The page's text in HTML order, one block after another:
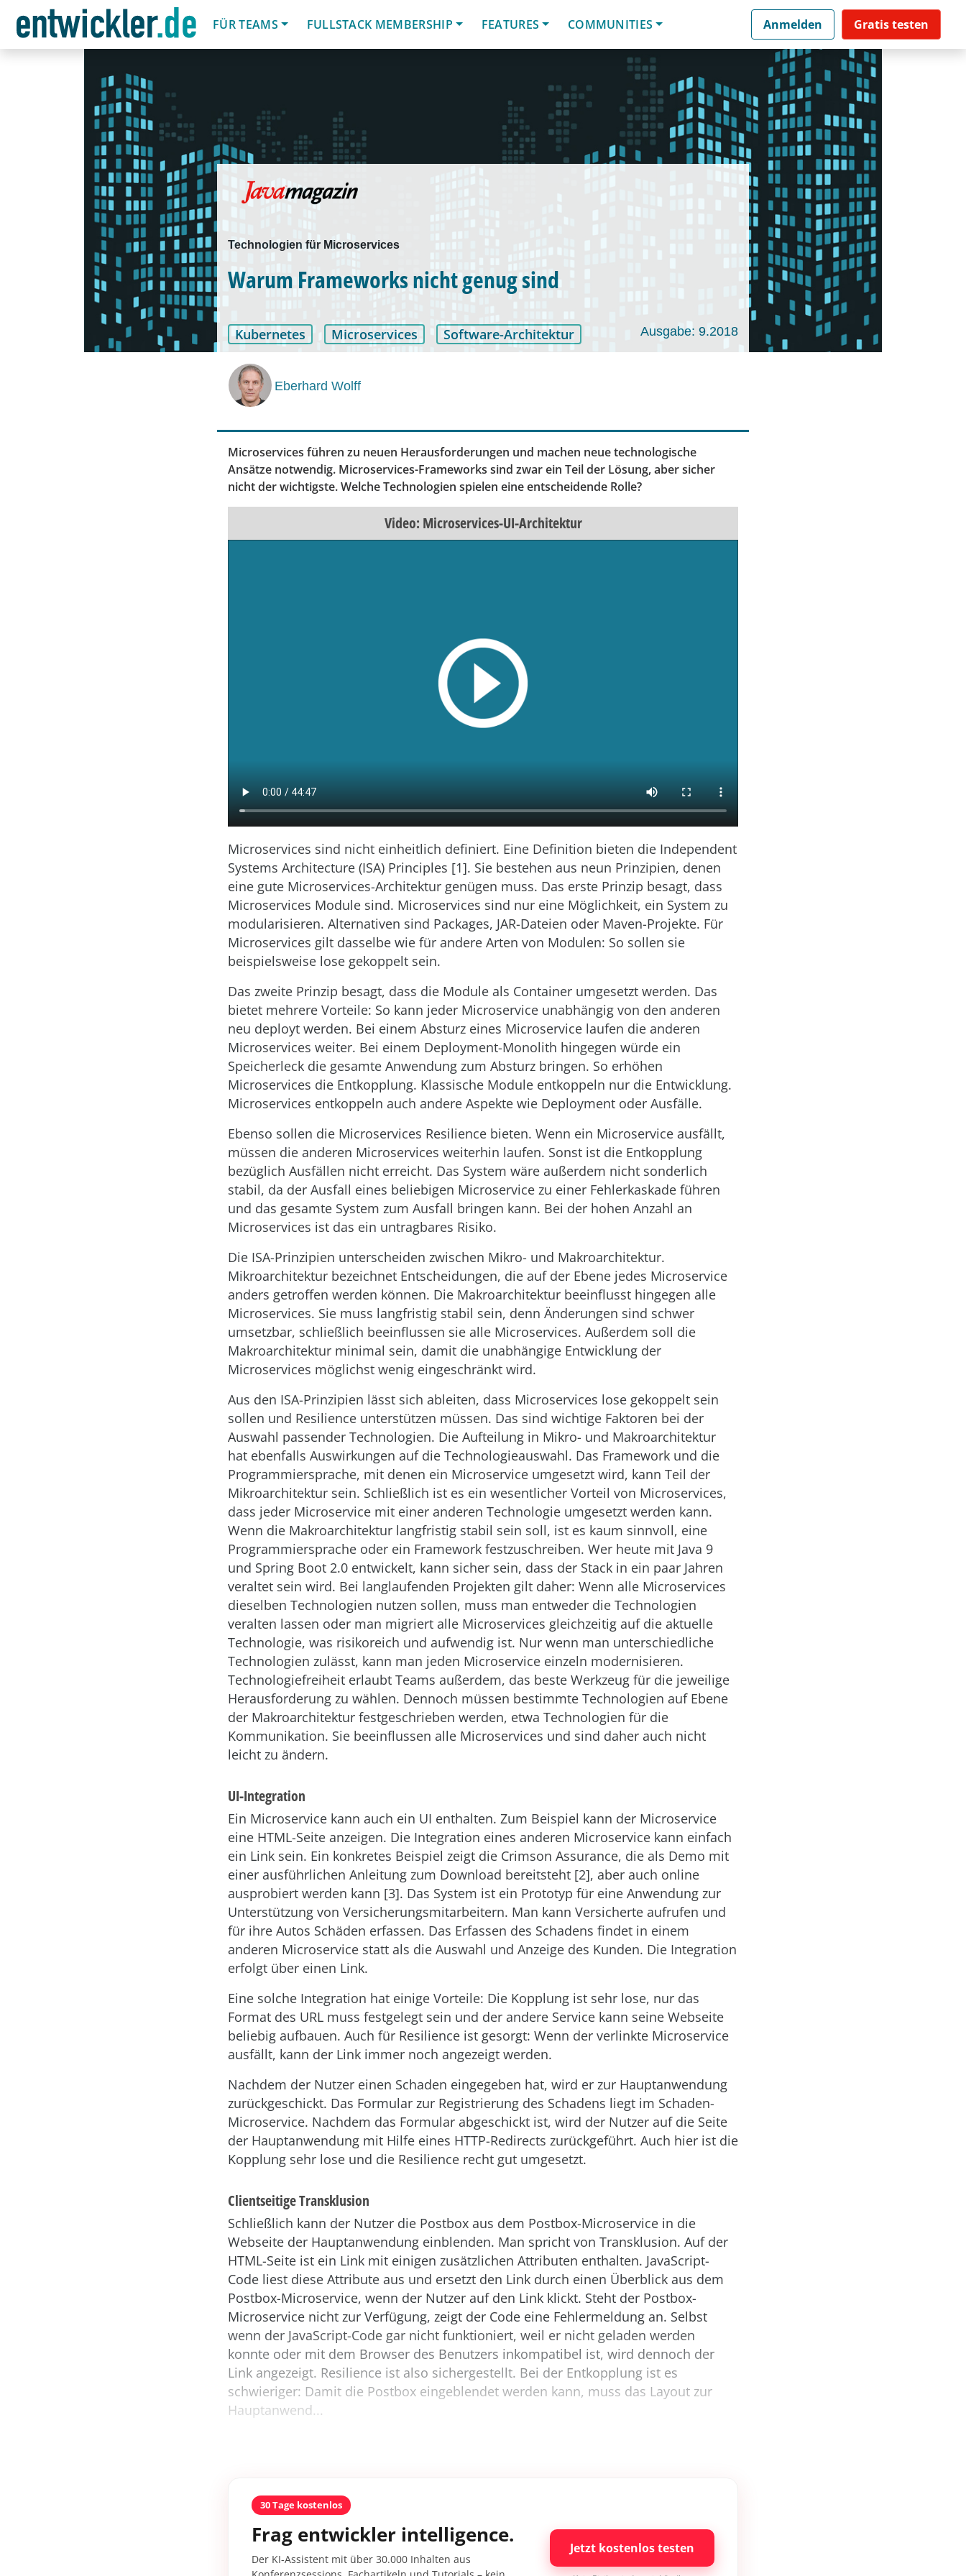
FÜR TEAMS
FULLSTACK MEMBERSHIP FEATURES COMMUNITIES Anmelden Gratis testen
Technologien für Microservices
Warum Frameworks nicht genug sind
Kubernetes Microservices Software-Architektur Ausgabe: 9.2018
Eberhard Wolff
Microservices führen zu neuen Herausforderungen und machen neue technologische
Ansätze notwendig. Microservices-Frameworks sind zwar ein Teil der Lösung, aber sicher
nicht der wichtigste. Welche Technologien spielen eine entscheidende Rolle?
Video: Microservices-UI-Architektur
Microservices sind nicht einheitlich definiert. Eine Definition bieten die Independent
Systems Architecture (ISA) Principles [1]. Sie bestehen aus neun Prinzipien, denen
eine gute Microservices-Architektur genügen muss. Das erste Prinzip besagt, dass
Microservices Module sind. Microservices sind nur eine Möglichkeit, ein System zu
modularisieren. Alternativen sind Packages, JAR-Dateien oder Maven-Projekte. Für
Microservices gilt dasselbe wie für andere Arten von Modulen: So sollen sie
beispielsweise lose gekoppelt sein.
Das zweite Prinzip besagt, dass die Module als Container umgesetzt werden. Das
bietet mehrere Vorteile: So kann jeder Microservice unabhängig von den anderen
neu deployt werden. Bei einem Absturz eines Microservice laufen die anderen
Microservices weiter. Bei einem Deployment-Monolith hingegen würde ein
Speicherleck die gesamte Anwendung zum Absturz bringen. So erhöhen
Microservices die Entkopplung. Klassische Module entkoppeln nur die Entwicklung.
Microservices entkoppeln auch andere Aspekte wie Deployment oder Ausfälle.
Ebenso sollen die Microservices Resilience bieten. Wenn ein Microservice ausfällt,
müssen die anderen Microservices weiterhin laufen. Sonst ist die Entkopplung
bezüglich Ausfällen nicht erreicht. Das System wäre außerdem nicht sonderlich
stabil, da der Ausfall eines beliebigen Microservice zu einer Fehlerkaskade führen
und das gesamte System zum Ausfall bringen kann. Bei der hohen Anzahl an
Microservices ist das ein untragbares Risiko.
Die ISA-Prinzipien unterscheiden zwischen Mikro- und Makroarchitektur.
Mikroarchitektur bezeichnet Entscheidungen, die auf der Ebene jedes Microservice
anders getroffen werden können. Die Makroarchitektur beeinflusst hingegen alle
Microservices. Sie muss langfristig stabil sein, denn Änderungen sind schwer
umsetzbar, schließlich beeinflussen sie alle Microservices. Außerdem soll die
Makroarchitektur minimal sein, damit die unabhängige Entwicklung der
Microservices möglichst wenig eingeschränkt wird.
Aus den ISA-Prinzipien lässt sich ableiten, dass Microservices lose gekoppelt sein
sollen und Resilience unterstützen müssen. Das sind wichtige Faktoren bei der
Auswahl passender Technologien. Die Aufteilung in Mikro- und Makroarchitektur
hat ebenfalls Auswirkungen auf die Technologieauswahl. Das Framework und die
Programmiersprache, mit denen ein Microservice umgesetzt wird, kann Teil der
Mikroarchitektur sein. Schließlich ist es ein wesentlicher Vorteil von Microservices,
dass jeder Microservice mit einer anderen Technologie umgesetzt werden kann.
Wenn die Makroarchitektur langfristig stabil sein soll, ist es kaum sinnvoll, eine
Programmiersprache oder ein Framework festzuschreiben. Wer heute mit Java 9
und Spring Boot 2.0 entwickelt, kann sicher sein, dass der Stack in ein paar Jahren
veraltet sein wird. Bei langlaufenden Projekten gilt daher: Wenn alle Microservices
dieselben Technologien nutzen sollen, muss man entweder die Technologien
veralten lassen oder man migriert alle Microservices gleichzeitig auf die aktuelle
Technologie, was risikoreich und aufwendig ist. Nur wenn man unterschiedliche
Technologien zulässt, kann man jeden Microservice einzeln modernisieren.
Technologiefreiheit erlaubt Teams außerdem, das beste Werkzeug für die jeweilige
Herausforderung zu wählen. Dennoch müssen bestimmte Technologien auf Ebene
der Makroarchitektur festgeschrieben werden, etwa Technologien für die
Kommunikation. Sie beeinflussen alle Microservices und sind daher auch nicht
leicht zu ändern.
UI-Integration
Ein Microservice kann auch ein UI enthalten. Zum Beispiel kann der Microservice
eine HTML-Seite anzeigen. Die Integration eines anderen Microservice kann einfach
ein Link sein. Ein konkretes Beispiel zeigt die Crimson Assurance, die als Demo mit
einer ausführlichen Anleitung zum Download bereitsteht [2], aber auch online
ausprobiert werden kann [3]. Das System ist ein Prototyp für eine Anwendung zur
Unterstützung von Versicherungsmitarbeitern. Man kann Versicherte aufrufen und
für ihre Autos Schäden erfassen. Das Erfassen des Schadens findet in einem
anderen Microservice statt als die Auswahl und Anzeige des Kunden. Die Integration
erfolgt über einen Link.
Eine solche Integration hat einige Vorteile: Die Kopplung ist sehr lose, nur das
Format des URL muss festgelegt sein und der andere Service kann seine Webseite
beliebig aufbauen. Auch für Resilience ist gesorgt: Wenn der verlinkte Microservice
ausfällt, kann der Link immer noch angezeigt werden.
Nachdem der Nutzer einen Schaden eingegeben hat, wird er zur Hauptanwendung
zurückgeschickt. Das Formular zur Registrierung des Schadens liegt im Schaden-
Microservice. Nachdem das Formular abgeschickt ist, wird der Nutzer auf die Seite
der Hauptanwendung mit Hilfe eines HTTP-Redirects zurückgeführt. Auch hier ist die
Kopplung sehr lose und die Resilience recht gut umgesetzt.
Clientseitige Transklusion
Schließlich kann der Nutzer die Postbox aus dem Postbox-Microservice in die
Webseite der Hauptanwendung einblenden. Man spricht von Transklusion. Auf der
HTML-Seite ist ein Link mit einigen zusätzlichen Attributen enthalten. JavaScript-
Code liest diese Attribute aus und ersetzt den Link durch einen Überblick aus dem
Postbox-Microservice, wenn der Nutzer auf den Link klickt. Steht der Postbox-
Microservice nicht zur Verfügung, zeigt der Code eine Fehlermeldung an. Selbst
wenn der JavaScript-Code gar nicht funktioniert, weil er nicht geladen werden
konnte oder mit dem Browser des Benutzers inkompatibel ist, wird dennoch der
Link angezeigt. Resilience ist also sichergestellt. Bei der Entkopplung ist es
schwieriger: Damit die Postbox eingeblendet werden kann, muss das Layout zur
Hauptanwend...
30 Tage kostenlos
Frag entwickler intelligence.
Der KI-Assistent mit über 30.000 Inhalten aus
Jetzt kostenlos testen